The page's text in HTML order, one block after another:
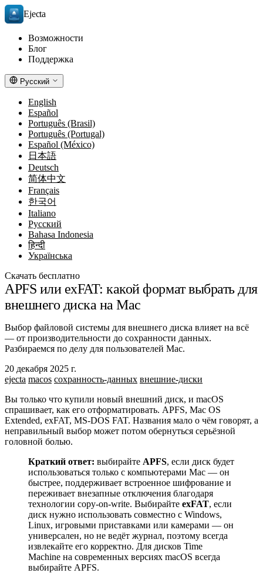
Ejecta
Возможности
Блог
Поддержка
Русский
English
Español
Português (Brasil)
Português (Portugal)
Español (México)
日本語
Deutsch
简体中文
Français
한국어
Italiano
Русский
Bahasa Indonesia
हिन्दी
Українська
Скачать бесплатно
APFS или exFAT: какой формат выбрать для
внешнего диска на Mac
Выбор файловой системы для внешнего диска влияет на всё
— от производительности до сохранности данных.
Разбираемся по делу для пользователей Mac.
20 декабря 2025 г.
ejecta macos сохранность-данных внешние-диски
Вы только что купили новый внешний диск, и macOS
спрашивает, как его отформатировать. APFS, Mac OS
Extended, exFAT, MS-DOS FAT. Названия мало о чём говорят, а
неправильный выбор может потом обернуться серьёзной
головной болью.
Краткий ответ: выбирайте APFS, если диск будет
использоваться только с компьютерами Mac — он
быстрее, поддерживает встроенное шифрование и
переживает внезапные отключения благодаря
технологии copy-on-write. Выбирайте exFAT, если
диск нужно использовать совместно с Windows,
Linux, игровыми приставками или камерами — он
универсален, но не ведёт журнал, поэтому всегда
извлекайте его корректно. Для дисков Time
Machine на современных версиях macOS всегда
выбирайте APFS.